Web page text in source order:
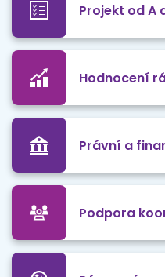
Projekt od A
Hodnocení
Právní a
Podpora